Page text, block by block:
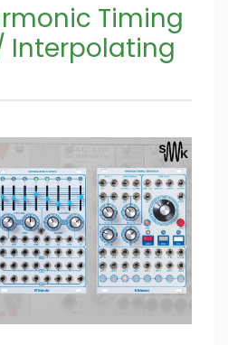
Timing
Interpolating